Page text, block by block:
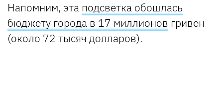
Напомним, эта подсветка обошлась
бюджету города в 17 миллионов гривен
(около 72 тысяч долларов).